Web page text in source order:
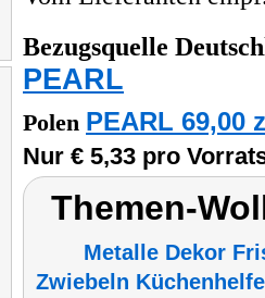
Bezugsquelle
PEARL
Polen PEARL 69,00
Nur € 5,33 pro
Themen-
Metalle Dekor
Zwiebeln